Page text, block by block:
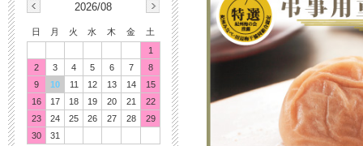
2026/08
日 月 火 水 木 金
土
1
2
3 4 5 6 7
8
9
10 11 12 13 14
15
16
17 18 19 20 21
22
23
24 25 26 27 28
29
30
31